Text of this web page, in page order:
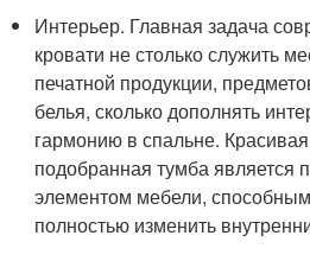
Интерьер. Главная задача
кровати не столько служить
печатной продукции,
белья, сколько дополнять
гармонию в спальне.
подобранная тумба является
элементом мебели,
полностью изменить